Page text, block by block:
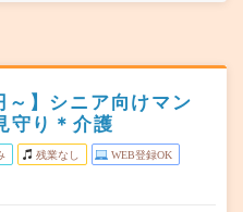
～】シニア向けマン
守り＊介護
残業なし WEB登録OK